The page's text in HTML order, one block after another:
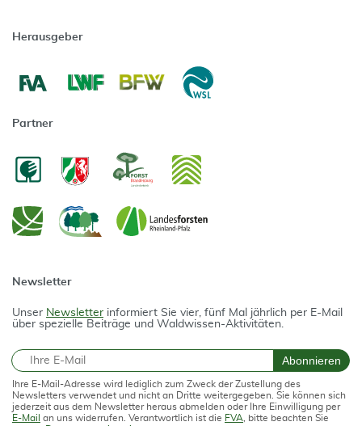
Herausgeber
Partner
Newsletter
Unser Newsletter informiert Sie vier, fünf Mal jährlich per E-Mail
über spezielle Beiträge und Waldwissen-Aktivitäten.
E-Mail Abonnieren
Ihre E-Mail-Adresse wird lediglich zum Zweck der Zustellung des
Newsletters verwendet und nicht an Dritte weitergegeben. Sie können sich
jederzeit aus dem Newsletter heraus abmelden oder Ihre Einwilligung per
E-Mail an uns widerrufen. Verantwortlich ist die FVA , bitte beachten Sie